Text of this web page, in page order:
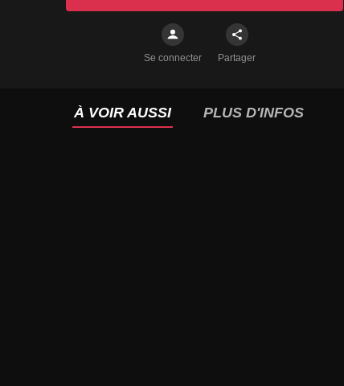
Se connecter Partager
À VOIR AUSSI PLUS D'INFOS